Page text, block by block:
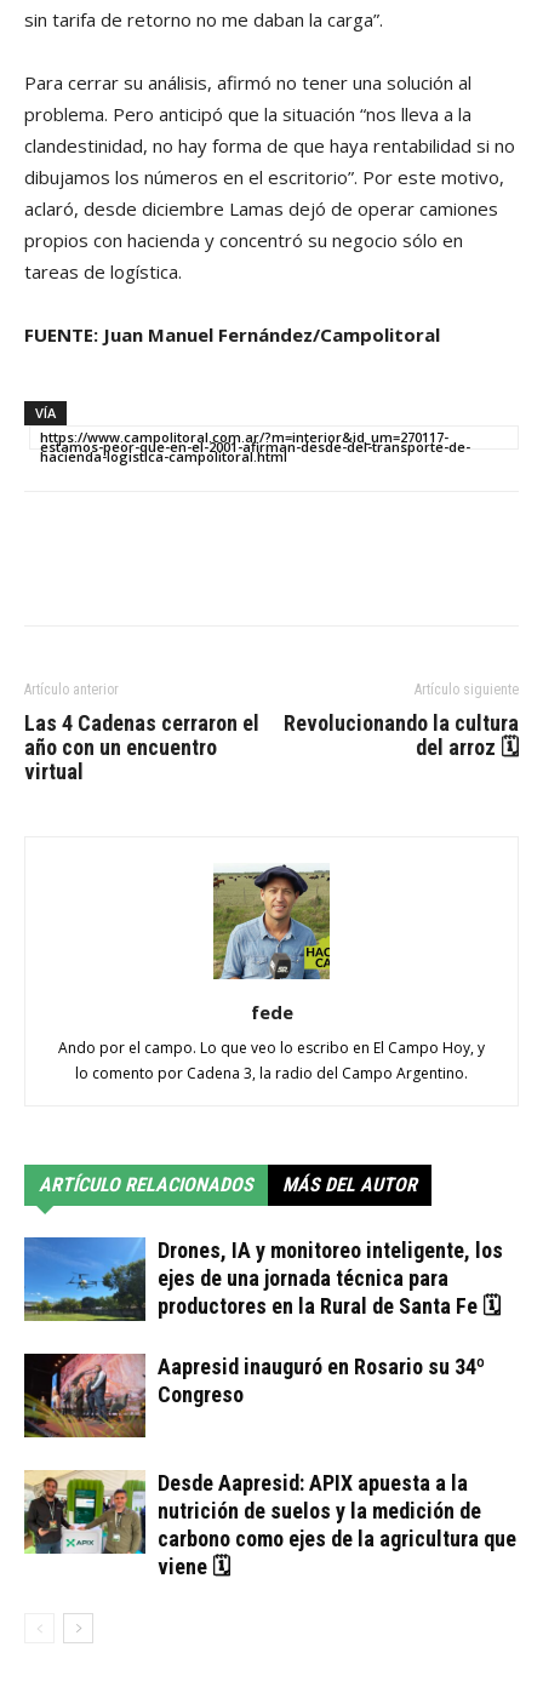
sin tarifa de retorno no me daban la carga”.
Para cerrar su análisis, afirmó no tener una solución al
problema. Pero anticipó que la situación “nos lleva a la
clandestinidad, no hay forma de que haya rentabilidad si no
dibujamos los números en el escritorio”. Por este motivo,
aclaró, desde diciembre Lamas dejó de operar camiones
propios con hacienda y concentró su negocio sólo en
tareas de logística.
FUENTE: Juan Manuel Fernández/Campolitoral
VÍA
https://www.campolitoral.com.ar/?m=interior&id_um=270117-
estamos-peor-que-en-el-2001-afirman-desde-del-transporte-de-
hacienda-logistica-campolitoral.html
Artículo anterior
Las 4 Cadenas cerraron el
año con un encuentro
virtual
Artículo siguiente
Revolucionando la cultura
del arroz 🗓
fede
Ando por el campo. Lo que veo lo escribo en El Campo Hoy, y
lo comento por Cadena 3, la radio del Campo Argentino.
ARTÍCULO RELACIONADOS MÁS DEL AUTOR
Drones, IA y monitoreo inteligente, los
ejes de una jornada técnica para
productores en la Rural de Santa Fe 🗓
Aapresid inauguró en Rosario su 34º
Congreso
Desde Aapresid: APIX apuesta a la
nutrición de suelos y la medición de
carbono como ejes de la agricultura que
viene 🗓